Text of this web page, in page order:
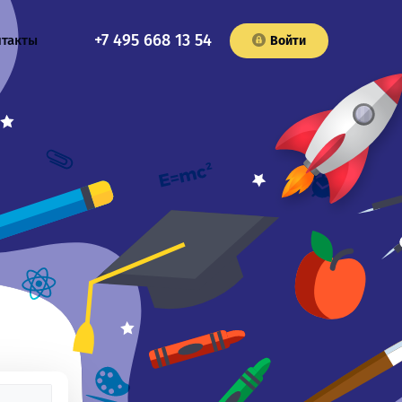
+7 495 668 13 54 Войти